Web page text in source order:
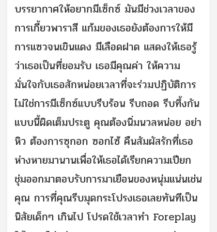
บรรยากาศให้อยากมีเซ็กซ์ มันมีช่วงเวลาของ
การเกี้ยวพาราสี แก้มของเธอยังต้องการให้มี
การแซวจนเขินแดง มีเลือดฝาด แสดงให้เธอรู้
ว่าเธอเป็นที่ยอมรับ เธอมีคุณค่า ให้ความ
มั่นใจกับเธอสักหน่อยเวลาที่จะร่วมปฏิบัติการ
ไม่ใช่การมีเซ็กซ์แบบรีบร้อน รีบถอด รีบทึ้งกัน
แบบนี้ผิดเต็มประตู คุณต้องนิ่มนวลหน่อย อย่า
หิว ต้องการซุกอก ซอกไซ้ คืนสัมผัสรักที่เธอ
ห่างหายมานานเพื่อให้เธอได้เรียกความเปียก
ชุ่มออกมาตอบรับการมาเยือนของหนุ่มแน่นเช่น
คุณ การที่คุณรีบมุดกระโปรงเธอเลยทันทีเป็น
นิสัยเด็กๆ เกินไป โปรดใช้เวลาทำ Foreplay